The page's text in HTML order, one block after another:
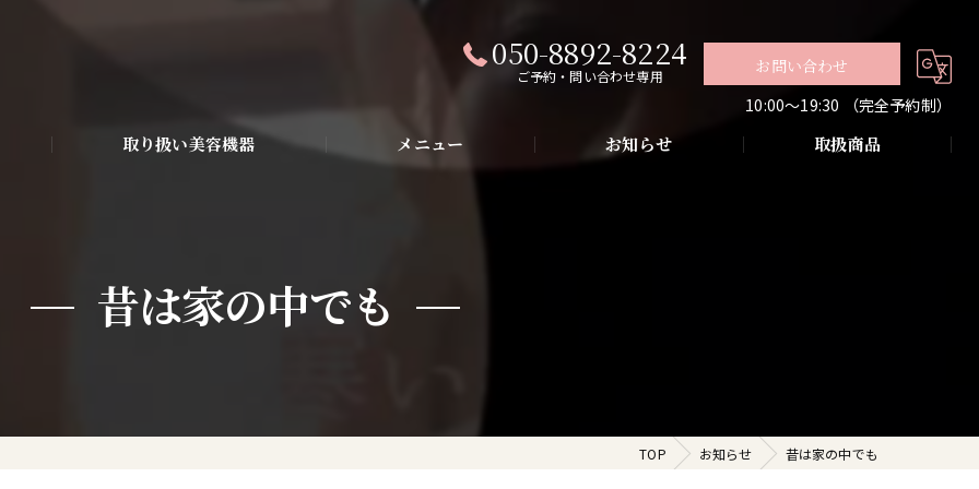
050-8892-8224
ご予約・問い合わせ専用
お問い合わせ
10:00〜19:30 （完全予約制）
取り扱い美容機器 メニュー
ダイエット・小顔・代謝アップ・肌質改善・リラクゼーション
お知らせ 取扱商品
昔は家の中でも
TOP お知らせ 昔は家の中でも